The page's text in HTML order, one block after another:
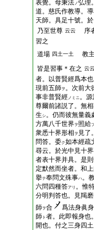
表覺。母秉法ノ弘理
道。慈氏作教導。
天師。具足十號。
乃至世尊 云云
序
習之
道場 四土一土
教
皆是習事＊在之 云
者。以普賢經爲本
現前五師ヲ 。次前大
事非普賢經ノミニ。
尊爾前諸説了。無
生 シ。仍而彼無量義
方萬八千世界 ヲ 照給
衆悉十界形相 ヲ 見了
問答。委ク如本經疏
尋云。於光中見十
者表十界并具。是
定默然而坐者。和
擧テ奉問文殊事ハ。
六問四種答アリ 。惟
分明判答也。見羯
師ヲ合
爲法身眞
師 ト 者。此即報身也
開也。付之三身四